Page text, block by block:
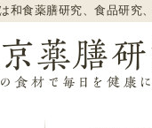
和食薬膳研究、食品研究